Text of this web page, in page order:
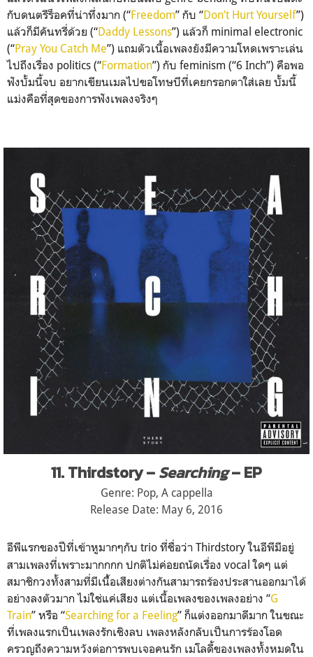
กับดนตรีร็อคที่น่าทึ่งมาก (“Freedom” กับ “Don’t Hurt Yourself”)
แล้วก็มีคันทรี่ด้วย (“Daddy Lessons”) แล้วก็ minimal electronic
(“Pray You Catch Me”) แถมตัวเนื้อเพลงยังมีความโหดเพราะเล่น
ไปถึงเรื่อง politics (“Formation”) กับ feminism (“6 Inch”) คือพอ
ฟังบั้มนี้จบ อยากเขียนเมลไปขอโทษบีที่เคยกรอกตาใส่เลย บั้มนี้
แม่งคือที่สุดของการฟังเพลงจริงๆ
11. Thirdstory –Searching– EP
Genre: Pop, A cappella
Release Date: May 6, 2016
อีพีแรกของปีที่เข้าหูมากๆกับ trio ที่ชื่อว่า Thirdstory ในอีพีมีอยู่
สามเพลงที่เพราะมากกกก ปกติไม่ค่อยถนัดเรื่อง vocal ใดๆ แต่
สมาชิกวงทั้งสามที่มีเนื้อเสียงต่างกันสามารถร้องประสานออกมาได้
อย่างลงตัวมาก ไม่ใช่แค่เสียง แต่เนื้อเพลงของเพลงอย่าง “G
Train” หรือ “Searching for a Feeling” ก็แต่งออกมาดีมาก ในขณะ
ที่เพลงแรกเป็นเพลงรักเชิงลบ เพลงหลังกลับเป็นการร้องโอด
ครวญถึงความหวังต่อการพบเจอคนรัก เมโลดี้ของเพลงทั้งหมดใน